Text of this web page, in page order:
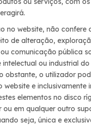
no website, não confere
de alteração,
comunicação pública
intelectual ou industrial
obstante, o utilizador
website e inclusivamente
elementos no disco
em qualquer outro
seja, única e